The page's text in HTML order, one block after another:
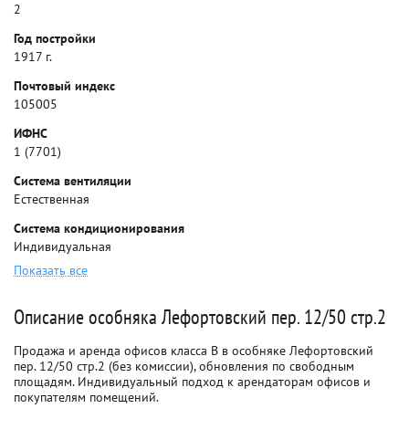
2
Год постройки
1917 г.
Почтовый индекс
105005
ИФНС
1 (7701)
Система вентиляции
Естественная
Система кондиционирования
Индивидуальная
Показать все
Описание особняка Лефортовский пер. 12/50 стр.2
Продажа и аренда офисов класса B в особняке Лефортовский
пер. 12/50 стр.2 (без комиссии), обновления по свободным
площадям. Индивидуальный подход к арендаторам офисов и
покупателям помещений.